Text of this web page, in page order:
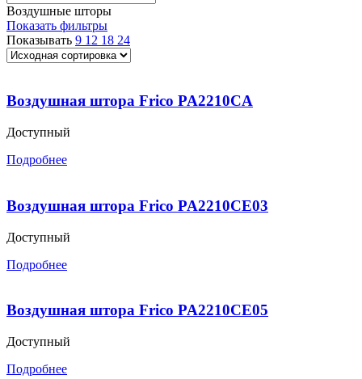
Воздушные шторы
Показать фильтры
Показывать 9 12 18 24
Воздушная штора Frico PA2210CA
Доступный
Подробнее
Воздушная штора Frico PA2210CE03
Доступный
Подробнее
Воздушная штора Frico PA2210CE05
Доступный
Подробнее